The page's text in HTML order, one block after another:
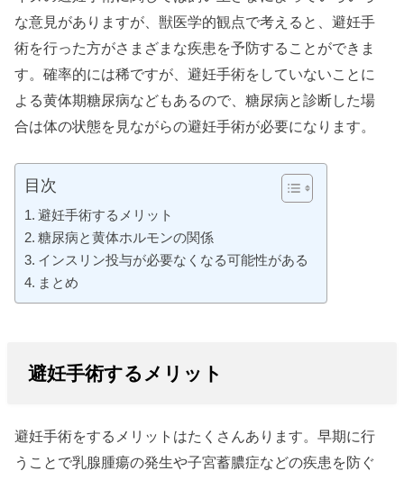
な意見がありますが、獣医学的観点で考えると、避妊手
術を行った方がさまざまな疾患を予防することができま
す。確率的には稀ですが、避妊手術をしていないことに
よる黄体期糖尿病などもあるので、糖尿病と診断した場
合は体の状態を見ながらの避妊手術が必要になります。
目次
避妊手術するメリット
糖尿病と黄体ホルモンの関係
インスリン投与が必要なくなる可能性がある
まとめ
避妊手術するメリット
避妊手術をするメリットはたくさんあります。早期に行
うことで乳腺腫瘍の発生や子宮蓄膿症などの疾患を防ぐ